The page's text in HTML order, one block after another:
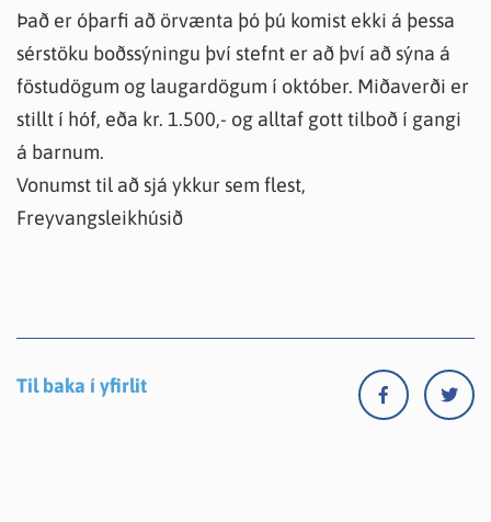
Það er óþarfi að örvænta þó þú komist ekki á þessa
sérstöku boðssýningu því stefnt er að því að sýna á
föstudögum og laugardögum í október. Miðaverði er
stillt í hóf, eða kr. 1.500,- og alltaf gott tilboð í gangi
á barnum.
Vonumst til að sjá ykkur sem flest,
Freyvangsleikhúsið
Til baka í yfirlit